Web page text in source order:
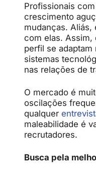
Profissionais
crescimento
mudanças. Aliás,
com elas. Assim,
perfil se adaptam
sistemas
nas relações de
O mercado é
oscilações
qualquer
maleabilidade é
recrutadores.
Busca pela